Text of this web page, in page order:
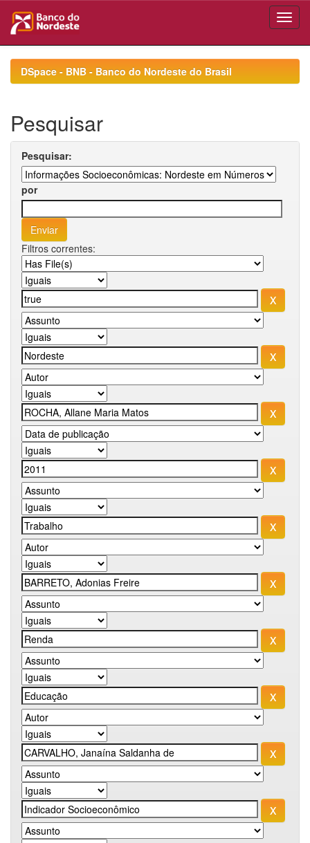
navigationDSpace - BNB - Banco do Nordeste do Brasil
Pesquisar
Pesquisar:
por
Filtros correntes: